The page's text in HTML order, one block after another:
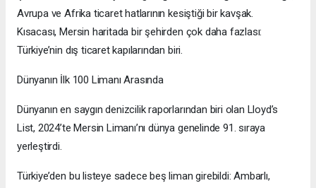
Avrupa ve Afrika ticaret hatlarının kesiştiği bir kavşak.
Kısacası, Mersin haritada bir şehirden çok daha fazlası:
Türkiye’nin dış ticaret kapılarından biri.
Dünyanın İlk 100 Limanı Arasında
Dünyanın en saygın denizcilik raporlarından biri olan Lloyd’s
List, 2024’te Mersin Limanı’nı dünya genelinde 91. sıraya
yerleştirdi.
Türkiye’den bu listeye sadece beş liman girebildi: Ambarlı,